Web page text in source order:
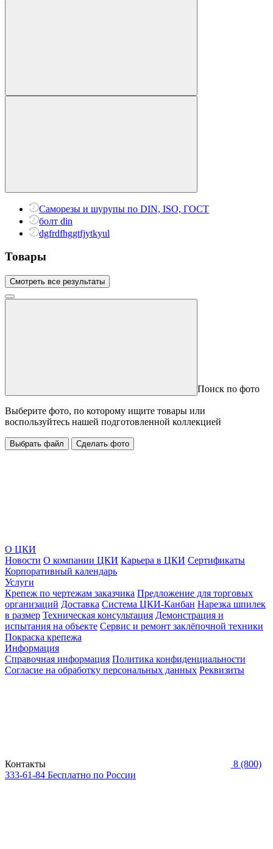
Саморезы и шурупы по DIN, ISO, ГОСТ
болт din
dgfrdfhggtfjytkyul
Товары
Смотреть все результаты
Поиск по фото
Выберите фото, по которому ищите товары или
воспользуйтесь нашей подготовленной коллекцией
Выбрать файл Сделать фото
О ЦКИ
Новости О компании ЦКИ Карьера в ЦКИ Сертификаты
Корпоративный календарь
Услуги
Крепеж по чертежам заказчика Предложение для торговых
организаций Доставка Система ЦКИ-Канбан Нарезка шпилек
в размер Техническая консультация Демонстрация и
испытания на объекте Сервис и ремонт заклёпочной техники
Покраска крепежа
Информация
Справочная информация Политика конфиденциальности
Согласие на обработку персональных данных Реквизиты
Контакты
8 (800)
333-61-84 Бесплатно по России